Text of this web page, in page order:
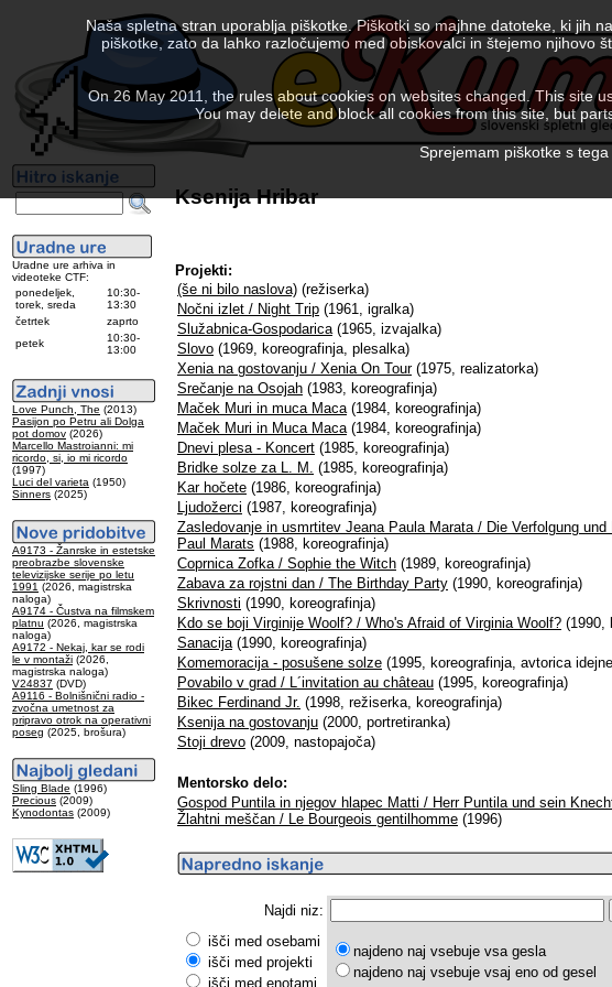
Uradne ure arhiva in
videoteke CTF:
ponedeljek,
torek, sreda
10:30-
13:30
četrtek
zaprto
petek
10:30-
13:00
Love Punch, The (2013)
Pasijon po Petru ali Dolga
pot domov (2026)
Marcello Mastroianni: mi
ricordo, si, io mi ricordo
(1997)
Luci del varieta (1950)
Sinners (2025)
A9173 - Žanrske in estetske
preobrazbe slovenske
televizijske serije po letu
1991 (2026, magistrska
naloga)
A9174 - Čustva na filmskem
platnu (2026, magistrska
naloga)
A9172 - Nekaj, kar se rodi
le v montaži (2026,
magistrska naloga)
V24837 (DVD)
A9116 - Bolnišnični radio -
zvočna umetnost za
pripravo otrok na operativni
poseg (2025, brošura)
Sling Blade (1996)
Precious (2009)
Kynodontas (2009)
Ksenija Hribar
Projekti:
(še ni bilo naslova) (režiserka)
Nočni izlet / Night Trip (1961, igralka)
Služabnica-Gospodarica(1965, izvajalka)
Slovo (1969, koreografinja, plesalka)
Xenia na gostovanju / Xenia On Tour(1975, realizatorka)
Srečanje na Osojah (1983, koreografinja)
Maček Muri in muca Maca(1984, koreografinja)
Maček Muri in Muca Maca(1984, koreografinja)
Dnevi plesa - Koncert (1985, koreografinja)
Bridke solze za L. M. (1985, koreografinja)
Kar hočete (1986, koreografinja)
Ljudožerci (1987, koreografinja)
Zasledovanje in usmrtitev Jeana Paula Marata / Die Verfolgung und
Paul Marats (1988, koreografinja)
Coprnica Zofka / Sophie the Witch (1989, koreografinja)
Zabava za rojstni dan / The Birthday Party (1990, koreografinja)
Skrivnosti (1990, koreografinja)
Kdo se boji Virginije Woolf? / Who's Afraid of Virginia Woolf? (1990,
Sanacija(1990, koreografinja)
Komemoracija - posušene solze (1995, koreografinja, avtorica
Povabilo v grad / L´invitation au château (1995, koreografinja)
Bikec Ferdinand Jr. (1998, režiserka, koreografinja)
Ksenija na gostovanju (2000, portretiranka)
Stoji drevo (2009, nastopajoča)
Mentorsko delo:
Gospod Puntila in njegov hlapec Matti / Herr Puntila und sein
Žlahtni meščan / Le Bourgeois gentilhomme (1996)
Najdi niz:
išči med osebami
išči med projekti
išči med enotami
najdeno naj vsebuje vsa gesla
najdeno naj vsebuje vsaj eno od gesel
Naša spletna stran uporablja piškotke. Piškotki so majhne datoteke, ki jih
piškotke, zato da lahko razločujemo med obiskovalci in štejemo njihovo
On 26 May 2011, the rules about cookies on websites changed. This site
You may delete and block all cookies from this site, but
Sprejemam piškotke s